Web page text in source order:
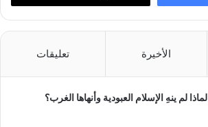
الأخيرة تعليقات
لماذا لم ينهِ الإسلام العبودية وأنهاها الغرب؟